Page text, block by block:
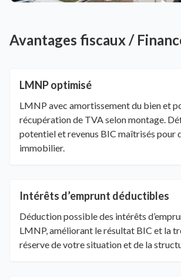
Avantages fiscaux /
LMNP optimisé
LMNP avec amortissement du bien et
récupération de TVA selon montage.
potentiel et revenus BIC maîtrisés pour
immobilier.
Intérêts d’emprunt déductibles
Déduction possible des intérêts
LMNP, améliorant le résultat BIC et la
réserve de votre situation et de la